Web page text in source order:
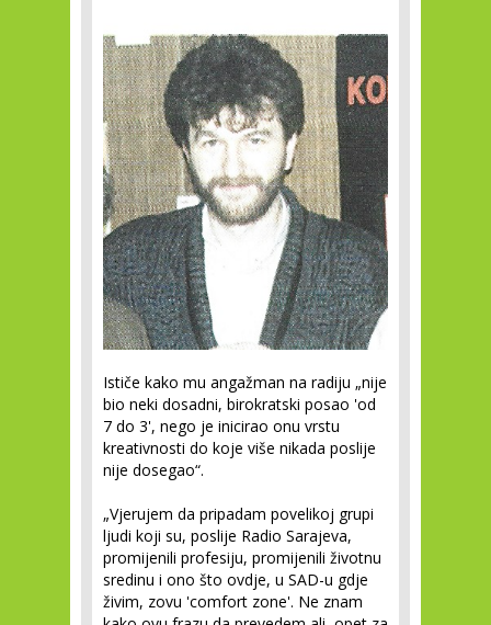
Ističe kako mu angažman na radiju „nije
bio neki dosadni, birokratski posao 'od
7 do 3', nego je inicirao onu vrstu
kreativnosti do koje više nikada poslije
nije dosegao“.
„Vjerujem da pripadam povelikoj grupi
ljudi koji su, poslije Radio Sarajeva,
promijenili profesiju, promijenili životnu
sredinu i ono što ovdje, u SAD-u gdje
živim, zovu 'comfort zone'. Ne znam